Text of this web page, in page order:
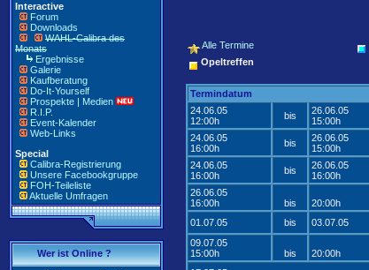
Interactive
Forum
Downloads
WAHL-Calibra des
Monats
Ergebnisse
Galerie
Kaufberatung
Do-It-Yourself
Prospekte | Medien
R.I.P.
Event-Kalender
Web-Links
Special
Calibra-Registrierung
Unsere Facebookgruppe
FOH-Teileliste
Aktuelle Umfragen
Wer ist Online ?
Alle Termine
Opeltreffen
Termindatum
24.06.05
12:00h
bis
26.06.05
15:00h
24.06.05
16:00h
bis
26.06.05
15:00h
24.06.05
16:00h
bis
26.06.05
16:00h
26.06.05
16:00h
bis 20:00h
01.07.05 bis 03.07.05
09.07.05
15:00h
bis 20:00h